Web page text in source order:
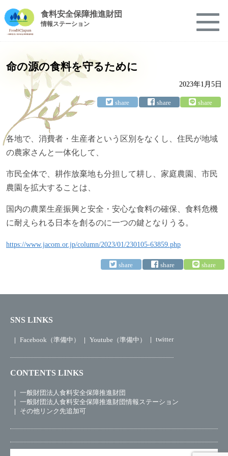
食料安全保障推進財団
情報ステーション
命の源の食料を守るために
2023年1月5日
各地で、消費者・生産者という区別をなくし、住民が地域
の農家さんと一体化して、
市民全体で、耕作放棄地も分担して耕し、家庭農園、市民
農園を拡大することは、
国内の農業生産振興と安全・安心な食料の確保、食料危機
に耐えられる日本を創るのに一つの鍵となりうる。
https://www.jacom.or.jp/column/2023/01/230105-63859.php
SNS LINKS
Facebook（準備中） Youtube（準備中） twitter
CONTENTS LINKS
一般財団法人食料安全保障推進財団
一般財団法人食料安全保障推進財団情報ステーション
その他リンク先追加可